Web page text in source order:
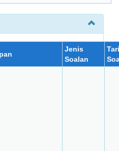
Jenis
Soalan